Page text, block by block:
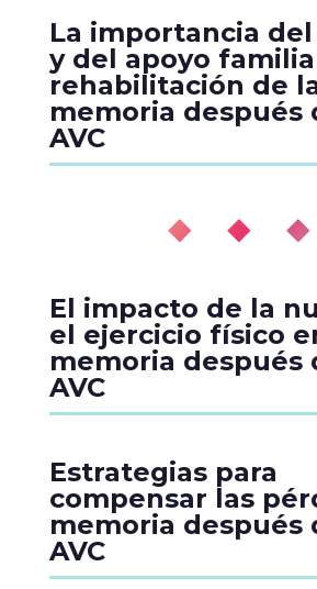
La importancia
y del apoyo
rehabilitación de
memoria después
AVC
◆ ◆ ◆
El impacto de la
el ejercicio físico
memoria después
AVC
Estrategias para
compensar las
memoria después
AVC